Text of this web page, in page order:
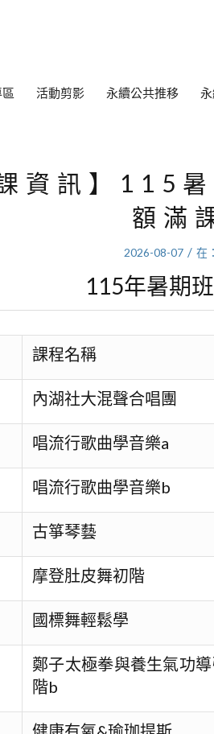
活動剪影 永續公共推移
課資訊】115
額滿
2026-08-07 / 在：
115年暑期
課程名稱
內湖社大混聲合唱團
唱流行歌曲學音樂a
唱流行歌曲學音樂b
古箏琴藝
摩登肚皮舞初階
國標舞輕鬆學
鄭子太極拳與養生氣功
階b